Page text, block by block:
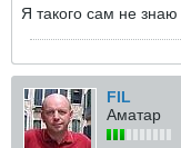
Я такого сам не знаю
FIL
Аматар